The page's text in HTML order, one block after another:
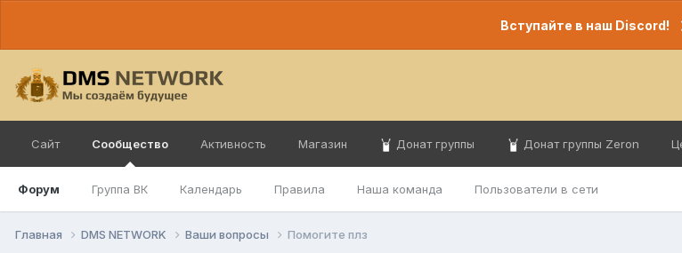
Вступайте в наш Discord!
Сайт Сообщество
Форум Группа ВК Календарь Правила Наша команда Пользователи в сети
Активность Магазин Донат группы Донат группы Zeron
Главная DMS NETWORK Ваши вопросы Помогите плз